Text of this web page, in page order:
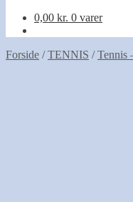
0,00 kr. 0 varer
Forside /TENNIS /Tennis